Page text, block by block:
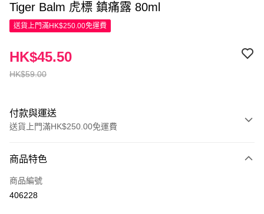
Tiger Balm 虎標 鎮痛露 80ml
送貨上門滿HK$250.00免運費
HK$59.00
HK$45.50
付款與運送
送貨上門滿HK$250.00免運費
信用卡
Apple Pay
商品特色
商品編號
406228